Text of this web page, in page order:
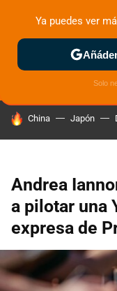
ZONA DE PRUEBAS
HOY SE HABLA DE
China Japón
Andrea
a pilotar una
expresa de
Ya puedes ver
Solo